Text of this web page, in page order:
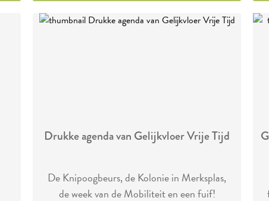
Drukke agenda van Gelijkvloer Vrije Tijd
De Knipoogbeurs, de Kolonie in Merksplas,
de week van de Mobiliteit en een fuif!